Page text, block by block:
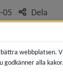
05 Dela
webbplatsen.
alla